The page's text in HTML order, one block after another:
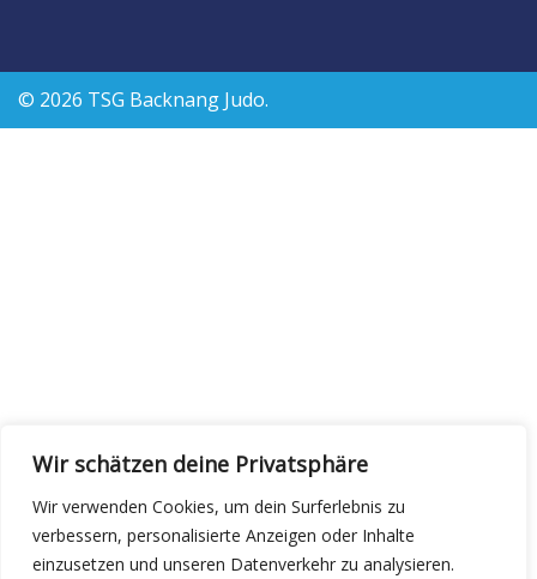
Wir schätzen deine Privatsphäre
Wir verwenden Cookies, um dein Surferlebnis zu
verbessern, personalisierte Anzeigen oder Inhalte
einzusetzen und unseren Datenverkehr zu analysieren.
© 2026 TSG Backnang Judo.